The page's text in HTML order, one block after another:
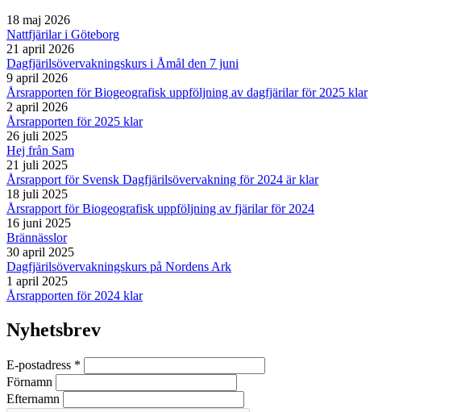
18 maj 2026
Nattfjärilar i Göteborg
21 april 2026
Dagfjärilsövervakningskurs i Åmål den 7 juni
9 april 2026
Årsrapporten för Biogeografisk uppföljning av dagfjärilar för 2025 klar
2 april 2026
Årsrapporten för 2025 klar
26 juli 2025
Hej från Sam
21 juli 2025
Årsrapport för Svensk Dagfjärilsövervakning för 2024 är klar
18 juli 2025
Årsrapport för Biogeografisk uppföljning av fjärilar för 2024
16 juni 2025
Brännässlor
30 april 2025
Dagfjärilsövervakningskurs på Nordens Ark
1 april 2025
Årsrapporten för 2024 klar
Nyhetsbrev
E-postadress *
Förnamn
Efternamn